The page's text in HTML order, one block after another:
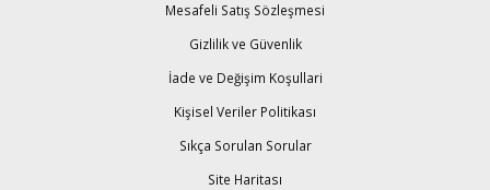
Mesafeli Satış Sözleşmesi
Gizlilik ve Güvenlik
İade ve Değişim Koşullari
Kişisel Veriler Politikası
Sıkça Sorulan Sorular
Site Haritası